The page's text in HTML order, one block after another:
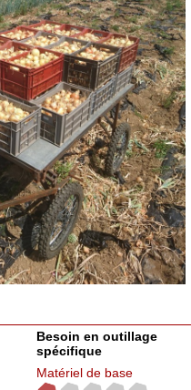
Besoin en outillage
spécifique
Matériel de base